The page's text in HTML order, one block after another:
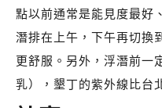
點以前通常是能見度最好
潛排在上午，下午再切換
更舒服。另外，浮潛前一
乳），墾丁的紫外線比台